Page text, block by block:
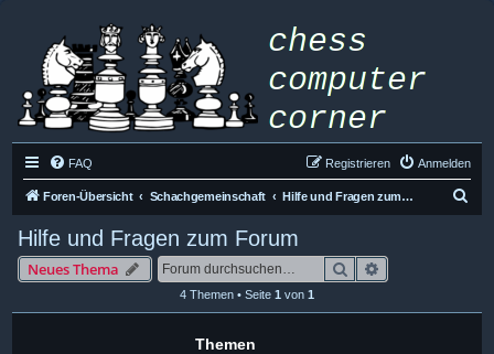
FAQ Anmelden
Registrieren
Foren-Übersicht Schachgemeinschaft Hilfe und Fragen zum Forum
Hilfe und Fragen zum Forum
Neues Thema Suche
4 Themen • Seite 1 von 1
Themen